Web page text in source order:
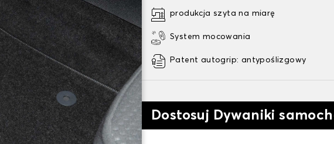
produkcja szyta na miarę
System mocowania
Patent autogrip: antypoślizgowy
Dostosuj Dywaniki